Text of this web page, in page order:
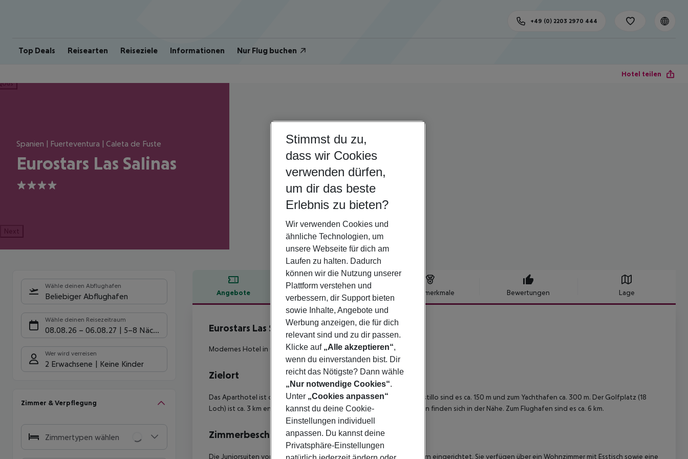
Top Deals Reisearten Reiseziele Informationen Nur Flug buchen
+49 (0) 2203 2970 444
Hotel teilen
Spanien | Fuerteventura | Caleta de Fuste
Eurostars Las Salinas
4
Next
Wähle deinen Abflughafen
Beliebiger Abflughafen
Wähle deinen Reisezeitraum
08.08.26 – 06.08.27 5-8 Nächte
Wer wird verreisen
2 Erwachsene Keine Kinder
Zimmer & Verpflegung
Zimmertypen wählen
Angebote Hotelbeschreibung Hotelmerkmale Bewertungen Lage
Hotelbeschreibung
Eurostars Las Salinas
4
Modernes Hotel in Golfplatz- und Strandnähe.
Zielort
Das Aparthotel ist direkt am Meer gelegen, zur Badebucht von El Castillo sind es ca. 150 m und zum Yachthafen ca. 300 m. Der Golfplatz (18
Loch) ist ca. 3 km entfernt. Einkaufs- und Unterhaltungsmöglichkeiten finden sich in der Nähe. Zum Flughafen sind es ca. 6 km.
Zimmerbeschreibung
Die Juniorsuiten vom Typ Appartement sind komfortabel und modern eingerichtet. Sie verfügen über ein Wohnzimmer mit Esstisch sowie eine
Stimmst du zu,
dass wir Cookies
verwenden dürfen,
um dir das beste
Erlebnis zu bieten?
Wir verwenden Cookies und
ähnliche Technologien, um
unsere Webseite für dich am
Laufen zu halten. Dadurch
können wir die Nutzung unserer
Plattform verstehen und
verbessern, dir Support bieten
sowie Inhalte, Angebote und
Werbung anzeigen, die für dich
relevant sind und zu dir passen.
Klicke auf „Alle akzeptieren“,
wenn du einverstanden bist. Dir
reicht das Nötigste? Dann wähle
„Nur notwendige Cookies“.
Unter „Cookies anpassen“
kannst du deine Cookie-
Einstellungen individuell
anpassen. Du kannst deine
Privatsphäre-Einstellungen